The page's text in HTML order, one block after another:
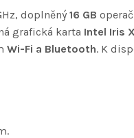
doplněný 16 GB
grafická karta Intel Iris
Wi-Fi a Bluetooth. K